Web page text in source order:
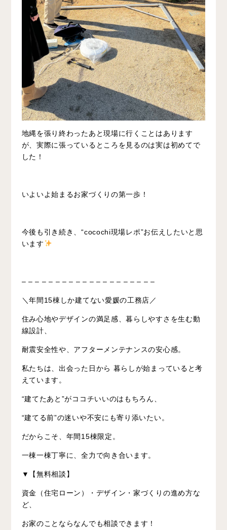
地縄を張り終わったあと現場に行くことはあります
が、実際に張っているところを見るのは実は初めてで
した！
いよいよ始まるお家づくりの第一歩！
今後も引き続き、“cocochi現場レポ”お伝えしたいと思
います
– – – – – – – – – – – – – – – – – – – –
＼年間15棟しか建てない愛媛の工務店／
住み心地やデザインの満足感、暮らしやすさを生む動
線設計、
耐震安全性や、アフターメンテナンスの安心感。
私たちは、出会った日から 暮らしが始まっていると考
えています。
“建てたあと”がココチいいのはもちろん、
“建てる前”の迷いや不安にも寄り添いたい。
だからこそ、年間15棟限定。
一棟一棟丁寧に、全力で向き合います。
▼【無料相談】
資金（住宅ローン）・デザイン・家づくりの進め方な
ど、
お家のことならなんでも相談できます！